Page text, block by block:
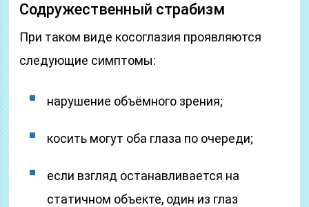
Содружественный страбизм
При таком виде косоглазия проявляются
следующие симптомы:
нарушение объёмного зрения;
косить могут оба глаза по очереди;
если взгляд останавливается на
статичном объекте, один из глаз